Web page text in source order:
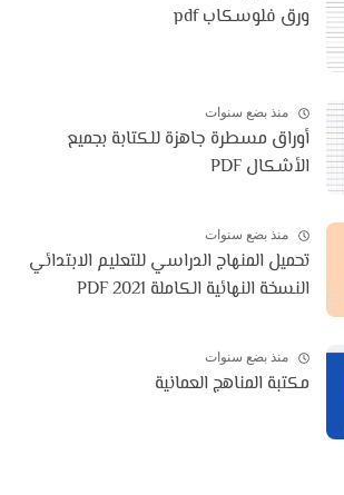
ورق فلوسكاب pdf
منذ بضع سنوات
أوراق مسطرة جاهزة للكتابة بجميع
الأشكال PDF
منذ بضع سنوات
تحميل المنهاج الدراسي للتعليم الابتدائي
النسخة النهائية الكاملة 2021 PDF
منذ بضع سنوات
مكتبة المناهج العمانية